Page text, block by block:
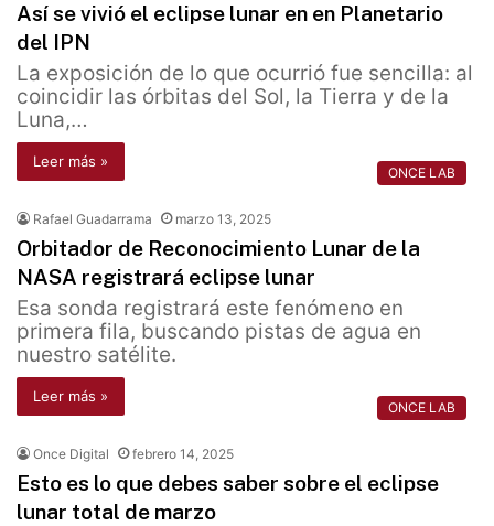
Así se vivió el eclipse lunar en en Planetario
del IPN
La exposición de lo que ocurrió fue sencilla: al
coincidir las órbitas del Sol, la Tierra y de la
Luna,…
Leer más »
ONCE LAB
Rafael Guadarrama marzo 13, 2025
Orbitador de Reconocimiento Lunar de la
NASA registrará eclipse lunar
Esa sonda registrará este fenómeno en
primera fila, buscando pistas de agua en
nuestro satélite.
Leer más »
ONCE LAB
Once Digital febrero 14, 2025
Esto es lo que debes saber sobre el eclipse
lunar total de marzo